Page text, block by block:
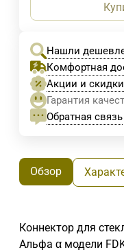
Нашли
Комфортная
Акции и скидки
Гарантия
Обратная связь
Обзор
Коннектор для
Альфа α модели